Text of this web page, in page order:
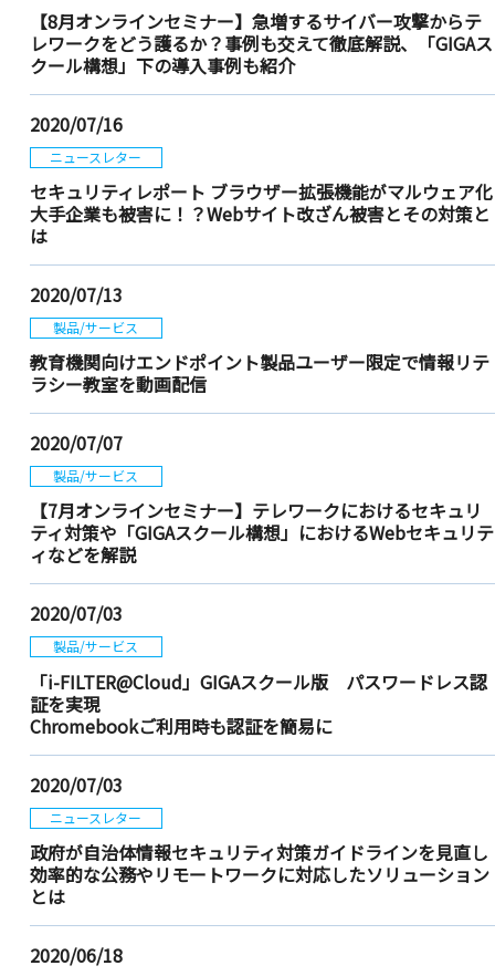
【8月オンラインセミナー】急増するサイバー攻撃からテ
レワークをどう護るか？事例も交えて徹底解説、「GIGAス
クール構想」下の導入事例も紹介
2020/07/16
ニュースレター
セキュリティレポート ブラウザー拡張機能がマルウェア化
大手企業も被害に！？Webサイト改ざん被害とその対策と
は
2020/07/13
製品/サービス
教育機関向けエンドポイント製品ユーザー限定で情報リテ
ラシー教室を動画配信
2020/07/07
製品/サービス
【7月オンラインセミナー】テレワークにおけるセキュリ
ティ対策や「GIGAスクール構想」におけるWebセキュリテ
ィなどを解説
2020/07/03
製品/サービス
「i-FILTER@Cloud」GIGAスクール版 パスワードレス認
証を実現
Chromebookご利用時も認証を簡易に
2020/07/03
ニュースレター
政府が自治体情報セキュリティ対策ガイドラインを見直し
効率的な公務やリモートワークに対応したソリューション
とは
2020/06/18